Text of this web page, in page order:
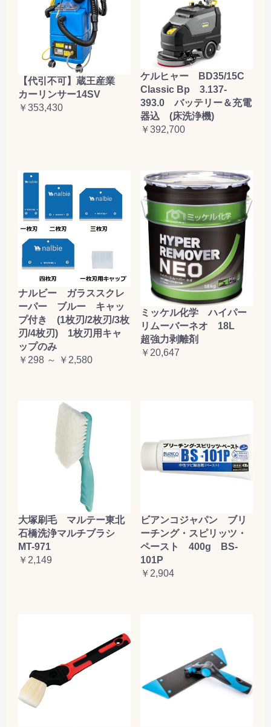
【代引不可】蔵王産業
カーリンサー14SV
￥353,430
ケルヒャー BD35/15C
Classic Bp 3.137-
393.0 バッテリー＆充電
器込 (床洗浄機)
￥392,700
ナルビー ガラススクレ
ーパー ブルー キャッ
プ付き (1枚刃/2枚刃/3枚
刃/4枚刃) 1枚刃用キャ
ップのみ
￥298 ～ ￥2,580
ミッケル化学 ハイパー
リムーバーネオ 18L
超強力剥離剤
￥20,647
大塚刷毛 マルテー東北
石橋洗浄マルチブラシ
MT-971
￥2,149
ビアンコジャパン ブリ
ーチング・スピリッツ・
ペースト 400g BS-
101P
￥2,904